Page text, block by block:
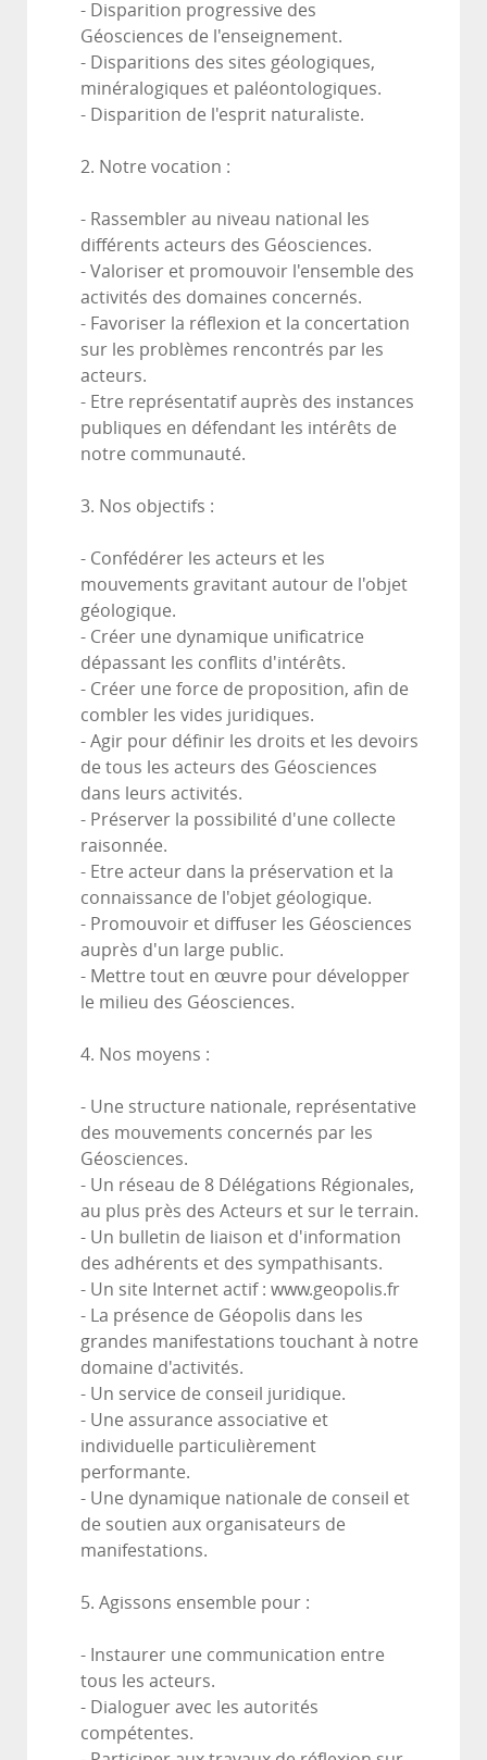
- Disparition progressive des
Géosciences de l'enseignement.
- Disparitions des sites géologiques,
minéralogiques et paléontologiques.
- Disparition de l'esprit naturaliste.
2. Notre vocation :
- Rassembler au niveau national les
différents acteurs des Géosciences.
- Valoriser et promouvoir l'ensemble des
activités des domaines concernés.
- Favoriser la réflexion et la concertation
sur les problèmes rencontrés par les
acteurs.
- Etre représentatif auprès des instances
publiques en défendant les intérêts de
notre communauté.
3. Nos objectifs :
- Confédérer les acteurs et les
mouvements gravitant autour de l'objet
géologique.
- Créer une dynamique unificatrice
dépassant les conflits d'intérêts.
- Créer une force de proposition, afin de
combler les vides juridiques.
- Agir pour définir les droits et les devoirs
de tous les acteurs des Géosciences
dans leurs activités.
- Préserver la possibilité d'une collecte
raisonnée.
- Etre acteur dans la préservation et la
connaissance de l'objet géologique.
- Promouvoir et diffuser les Géosciences
auprès d'un large public.
- Mettre tout en œuvre pour développer
le milieu des Géosciences.
4. Nos moyens :
- Une structure nationale, représentative
des mouvements concernés par les
Géosciences.
- Un réseau de 8 Délégations Régionales,
au plus près des Acteurs et sur le terrain.
- Un bulletin de liaison et d'information
des adhérents et des sympathisants.
- Un site Internet actif : www.geopolis.fr
- La présence de Géopolis dans les
grandes manifestations touchant à notre
domaine d'activités.
- Un service de conseil juridique.
- Une assurance associative et
individuelle particulièrement
performante.
- Une dynamique nationale de conseil et
de soutien aux organisateurs de
manifestations.
5. Agissons ensemble pour :
- Instaurer une communication entre
tous les acteurs.
- Dialoguer avec les autorités
compétentes.